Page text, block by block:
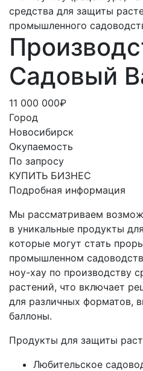
Садовый
11 000 000₽
Город
Новосибирск
Окупаемость
По запросу
КУПИТЬ БИЗНЕС
Подробная информация
Мы рассматриваем
в уникальные продукты
которые могут стать
промышленном
ноу-хау по производству
растений, что включает
для различных форматов,
баллоны.
Продукты для защиты
Любительское